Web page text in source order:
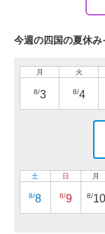
今週の四国の夏休
月
8/3
火
8/4
土
8/8
日
8/9
月
8/10